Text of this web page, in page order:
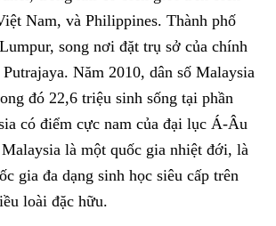
Nam, và Philippines. Thành phố
song nơi đặt trụ sở của chính
Năm 2010, dân số Malaysia
đó 22,6 triệu sinh sống tại phần
có điểm cực nam của đại lục Á-Âu
là một quốc gia nhiệt đới, là
gia đa dạng sinh học siêu cấp trên
loài đặc hữu.